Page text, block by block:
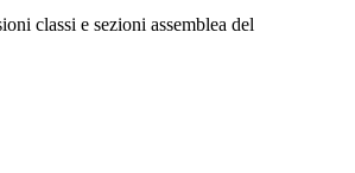
classi e sezioni assemblea del